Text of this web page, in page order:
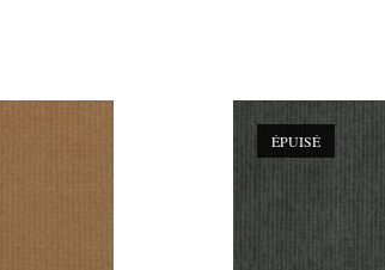
ÉPUISÉ